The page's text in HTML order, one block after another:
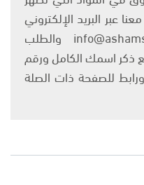
عبر البريد الإلكتروني
على العنوان التالي: info@ashams.com والطلب
ذكر اسمك الكامل ورقم
للصفحة ذات الصلة